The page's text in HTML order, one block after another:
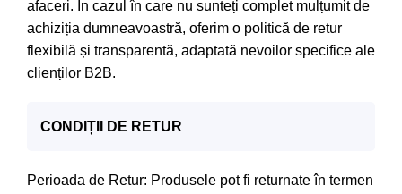
afaceri. În cazul în care nu sunteți complet mulțumit de
achiziția dumneavoastră, oferim o politică de retur
flexibilă și transparentă, adaptată nevoilor specifice ale
clienților B2B.
CONDIȚII DE RETUR
Perioada de Retur: Produsele pot fi returnate în termen